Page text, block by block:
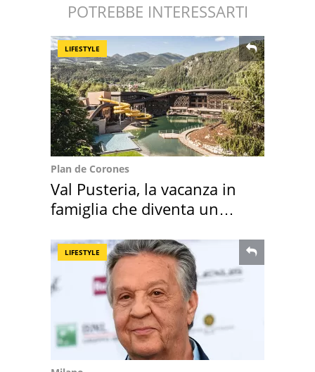
POTREBBE INTERESSARTI
LIFESTYLE
Plan de Corones
Val Pusteria, la vacanza in
famiglia che diventa un
LIFESTYLE